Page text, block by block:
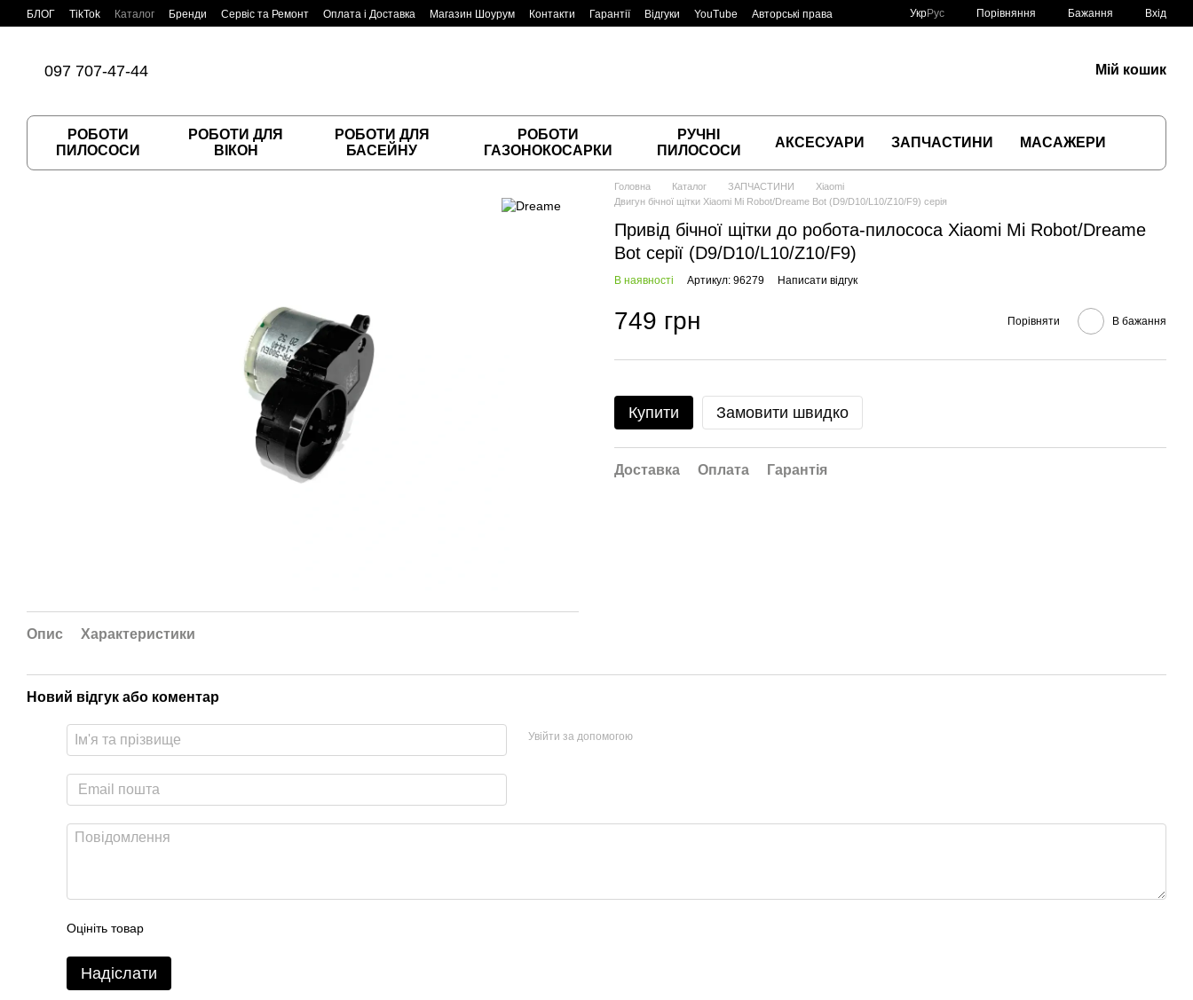
Перейти до основного контенту
БЛОГ TikTok Каталог Бренди Сервіс та Ремонт Оплата і Доставка Магазин Шоурум Контакти Гарантії Відгуки YouTube
Авторські права
УкрРус Порівняння Бажання Вхід
097 707-47-44 Мій кошик
РОБОТИ
ПИЛОСОСИ
РОБОТИ ДЛЯ
ВІКОН
РОБОТИ ДЛЯ
БАСЕЙНУ
РОБОТИ
ГАЗОНОКОСАРКИ
РУЧНІ
ПИЛОСОСИ
АКСЕСУАРИ ЗАПЧАСТИНИ МАСАЖЕРИ
Опис Характеристики
Головна Каталог ЗАПЧАСТИНИ
Xiaomi
Двигун бічної щітки Xiaomi Mi Robot/Dreame Bot (D9/D10/L10/Z10/F9) серія
Привід бічної щітки до робота-пилососа Xiaomi Mi Robot/Dreame
Bot серії (D9/D10/L10/Z10/F9)
В наявності Артикул: 96279 Написати відгук
749 грн Порівняти В бажання
Купити Замовити швидко
Доставка Оплата Гарантія
Новий відгук або коментар
Увійти за допомогою
Оцініть товар
Надіслати